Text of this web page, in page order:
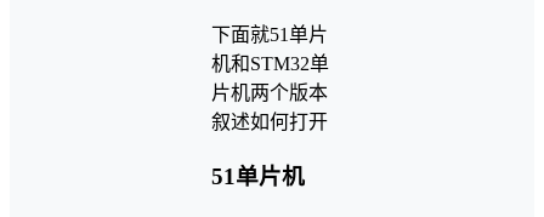
下面就51单片
机和STM32单
片机两个版本
叙述如何打开
51单片机